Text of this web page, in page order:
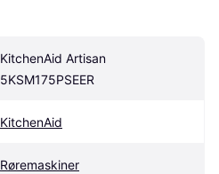
KitchenAid Artisan
5KSM175PSEER
KitchenAid
Røremaskiner